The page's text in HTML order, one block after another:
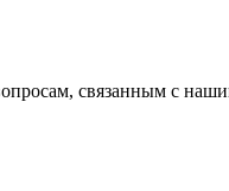
связанным с